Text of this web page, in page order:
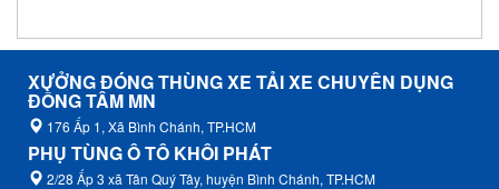
XƯỞNG ĐÓNG THÙNG XE TẢI XE CHUYÊN DỤNG
ĐỒNG TÂM MN
176 Ấp 1, Xã Bình Chánh, TP.HCM
PHỤ TÙNG Ô TÔ KHÔI PHÁT
2/28 Ấp 3 xã Tân Quý Tây, huyện Bình Chánh, TP.HCM